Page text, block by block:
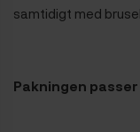
samtidigt med
Pakningen